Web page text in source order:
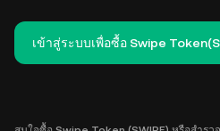
เข้าสู่ระบบเพื่อซื้อ Swipe